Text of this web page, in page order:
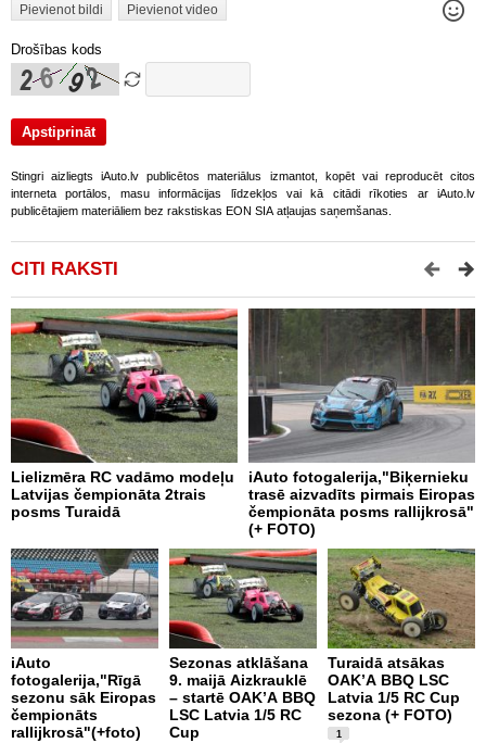
Pievienot bildi Pievienot video
Drošības kods
Stingri aizliegts iAuto.lv publicētos materiālus izmantot, kopēt vai reproducēt citos
interneta portālos, masu informācijas līdzekļos vai kā citādi rīkoties ar iAuto.lv
publicētajiem materiāliem bez rakstiskas EON SIA atļaujas saņemšanas.
CITI RAKSTI
Lielizmēra RC vadāmo modeļu
Latvijas čempionāta 2trais
posms Turaidā
iAuto fotogalerija,"Biķernieku
trasē aizvadīts pirmais Eiropas
čempionāta posms rallijkrosā"
(+ FOTO)
iAuto
fotogalerija,"Rīgā
sezonu sāk Eiropas
čempionāts
rallijkrosā"(+foto)
Sezonas atklāšana
9. maijā Aizkrauklē
– startē OAK’A BBQ
LSC Latvia 1/5 RC
Cup
Turaidā atsākas
OAK’A BBQ LSC
Latvia 1/5 RC Cup
sezona (+ FOTO)
1